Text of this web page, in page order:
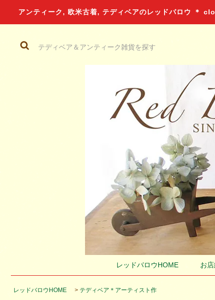
アンティーク, 欧米古着, テディベアのレッドバロウ ＊
レッドバロウHOME お
レッドバロウHOME > テディベア＊アーティスト作